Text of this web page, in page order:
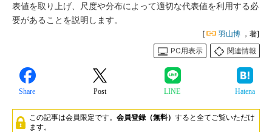
表値を取り上げ、尺度や分布によって適切な代表値を利用する必
要があることを説明します。
[ 羽山博 ，著]
PC用表示
関連情報
Share Post LINE Hatena
この記事は会員限定です。 会員登録（無料） すると全てご覧いただけ
ます。